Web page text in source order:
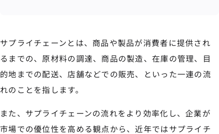
サプライチェーンとは、商品や製品が消費者に提供され
るまでの、原材料の調達、商品の製造、在庫の管理、目
的地までの配送、店舗などでの販売、といった一連の流
れのことを指します。
また、サプライチェーンの流れをより効率化し、企業が
市場での優位性を高める観点から、近年ではサプライチ